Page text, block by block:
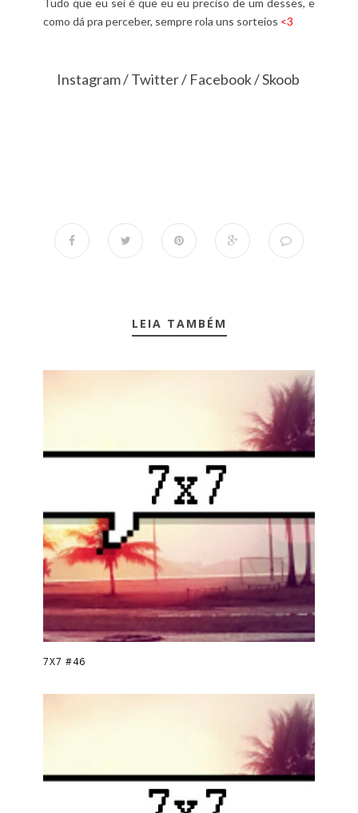
Tudo que eu sei é que eu eu preciso de um desses, e
como dá pra perceber, sempre rola uns sorteios <3
Instagram/Twitter/ Facebook/Skoob
LEIA TAMBÉM
7X7 #46